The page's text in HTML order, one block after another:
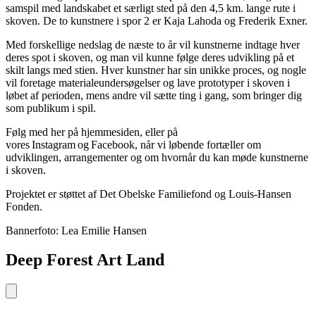
samspil med landskabet et særligt sted på den 4,5 km. lange rute i
skoven. De to kunstnere i spor 2 er Kaja Lahoda og Frederik Exner.
Med forskellige nedslag de næste to år vil kunstnerne indtage hver
deres spot i skoven, og man vil kunne følge deres udvikling på et
skilt langs med stien. Hver kunstner har sin unikke proces, og nogle
vil foretage materialeundersøgelser og lave prototyper i skoven i
løbet af perioden, mens andre vil sætte ting i gang, som bringer dig
som publikum i spil.
Følg med her på hjemmesiden, eller på
vores Instagram og Facebook, når vi løbende fortæller om
udviklingen, arrangementer og om hvornår du kan møde kunstnerne
i skoven.
Projektet er støttet af Det Obelske Familiefond og Louis-Hansen
Fonden.
Bannerfoto: Lea Emilie Hansen
Deep Forest Art Land